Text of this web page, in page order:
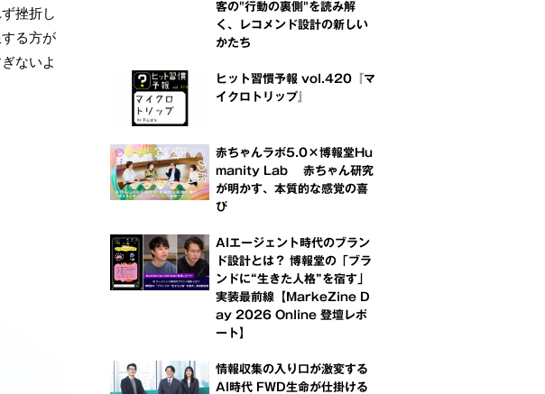
挫折し
る方が
ないよ
客の"行動の裏側"を読み解
く、レコメンド設計の新しい
かたち
ヒット習慣予報 vol.420『マ
イクロトリップ』
赤ちゃんラボ5.0×博報堂Hu
manity Lab 赤ちゃん研究
が明かす、本質的な感覚の喜
び
AIエージェント時代のブラン
ド設計とは？ 博報堂の「ブラ
ンドに“生きた人格”を宿す」
実装最前線【MarkeZine D
ay 2026 Online 登壇レポ
ート】
情報収集の入り口が激変する
AI時代 FWD生命が仕掛ける